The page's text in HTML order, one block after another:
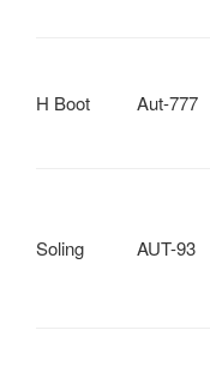
H Boot Aut-777
Soling AUT-93